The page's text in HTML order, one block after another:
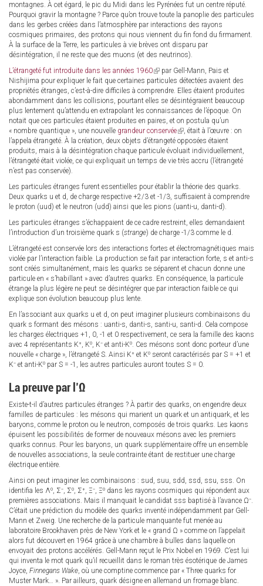
montagnes. À cet égard, le pic du Midi dans les Pyrénées fut un centre réputé.
Pourquoi gravir la montagne ? Parce qu’on trouve toute la panoplie des particules
dans les gerbes créées dans l’atmosphère par interactions des rayons
cosmiques primaires, des protons qui nous viennent du fin fond du firmament.
À la surface de la Terre, les particules à vie brèves ont disparu par
désintégration, il ne reste que des muons (et des neutrinos).
L’étrangeté fut introduite dans les années 1960(link
is
external)
par Gell-Mann, Pais et
Nishijima pour expliquer le fait que certaines particules détectées avaient des
propriétés étranges, c’est-à-dire difficiles à comprendre. Elles étaient produites
abondamment dans les collisions, pourtant elles se désintégraient beaucoup
plus lentement qu’attendu en extrapolant les connaissances de l’époque. On
notait que ces particules étaient produites en paires, et on postula qu’un
« nombre quantique », une nouvelle grandeur conservée(link
is
external)
, était à l’œuvre : on
l’appela étrangeté. À la création, deux objets d’étrangeté opposées étaient
produits, mais à la désintégration chaque particule évoluait individuellement,
l’étrangeté était violée, ce qui expliquait un temps de vie très accru (l’étrangeté
n’est pas conservée).
Les particules étranges furent essentielles pour établir la théorie des quarks.
Deux quarks u et d, de charge respective +2/3 et -1/3, suffisaient à comprendre
le proton (uud) et le neutron (udd) ainsi que les pions (uanti-u, danti-d).
Les particules étranges s’échappaient de ce cadre restreint, elles demandaient
l’introduction d’un troisième quark s (strange) de charge -1/3 comme le d.
L’étrangeté est conservée lors des interactions fortes et électromagnétiques mais
violée par l’interaction faible. La production se fait par interaction forte, s et anti-s
sont créés simultanément, mais les quarks se séparent et chacun donne une
particule en « s’habillant » avec d’autres quarks. En conséquence, la particule
étrange la plus légère ne peut se désintégrer que par interaction faible ce qui
explique son évolution beaucoup plus lente.
En l’associant aux quarks u et d, on peut imaginer plusieurs combinaisons du
quark s formant des mésons : uanti-s, danti-s, santi-u, santi-d. Cela compose
les charges électriques +1, 0, -1 et 0 respectivement, ce sera la famille des kaons
avec 4 représentants K⁺, K⁰, K⁻ et anti-K⁰. Ces mésons sont donc porteur d’une
nouvelle « charge », l’étrangeté S. Ainsi K⁺ et K⁰ seront caractérisés par S = +1 et
K⁻ et anti-K⁰ par S = -1, les autres particules auront toutes S = 0.
La preuve par l’Ω
Existe-t-il d’autres particules étranges ? À partir des quarks, on engendre deux
familles de particules : les mésons qui marient un quark et un antiquark, et les
baryons, comme le proton ou le neutron, composés de trois quarks. Les kaons
épuisent les possibilités de former de nouveaux mésons avec les premiers
quarks connus. Pour les baryons, un quark supplémentaire offre un ensemble
de nouvelles associations, la seule contrainte étant de restituer une charge
électrique entière.
Ainsi on peut imaginer les combinaisons : sud, suu, sdd, ssd, ssu, sss. On
identifia les Λ⁰, Σ⁻, Σ⁰, Σ⁺, Ξ⁻, Ξ⁰ dans les rayons cosmiques qui répondent aux
premières associations. Mais il manquait le candidat sss baptisé à l’avance Ω⁻.
C’était une prédiction du modèle des quarks inventé indépendamment par Gell-
Mann et Zweig. Une recherche de la particule manquante fut menée au
laboratoire Brookhaven près de New York et le « grand Ω » comme on l’appelait
alors fut découvert en 1964 grâce à une chambre à bulles dans laquelle on
envoyait des protons accélérés. Gell-Mann reçut le Prix Nobel en 1969. C’est lui
qui inventa le mot quark qu’il recueillit dans le roman très ésotérique de James
Joyce, Finnegans Wake, où une comptine commence par « Three quarks for
Muster Mark… ». Par ailleurs, quark désigne en allemand un fromage blanc.